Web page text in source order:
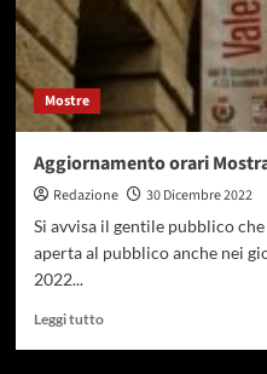
Mostre
Aggiornamento orari
Redazione
30 Dicembre 2022
Si avvisa il gentile pubblico
aperta al pubblico anche nei
2022...
Leggi tutto